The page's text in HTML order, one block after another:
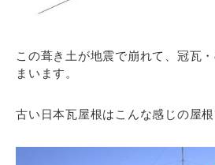
この葺き土が地震で崩れて、冠瓦
まいます。
古い日本瓦屋根はこんな感じの屋根